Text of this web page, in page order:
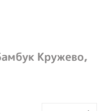
Кружево,